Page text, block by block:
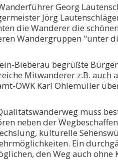
Georg
Jörg
die Wanderer die
Wandergruppen "unter
Bieberau begrüßte
Mitwanderer z.B. auch
OWK Karl Ohlemüller
muss
neben der
kulturelle
Ein
den Weg auch ohne